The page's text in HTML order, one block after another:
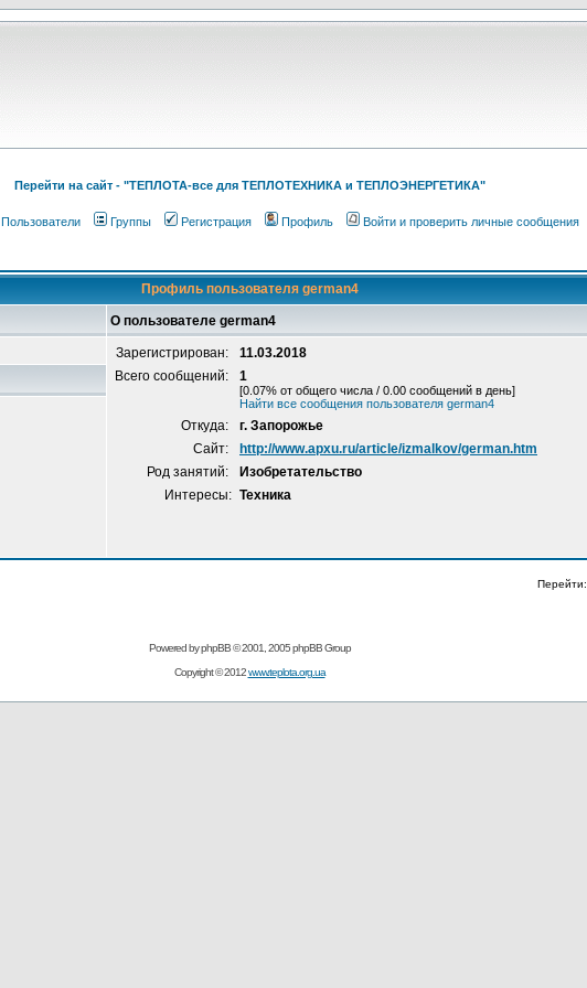
Перейти на cайт - "ТЕПЛОТА-все для ТЕПЛОТЕХНИКА и ТЕПЛОЭНЕРГЕТИКА"
Пользователи Группы Регистрация Профиль Войти и проверить личные сообщения
Профиль пользователя german4
О пользователе german4
Зарегистрирован:
11.03.2018
Всего сообщений:
1
[0.07% от общего числа / 0.00 сообщений в день]
Найти все сообщения пользователя german4
Откуда:
г. Запорожье
Сайт:
http://www.apxu.ru/article/izmalkov/german.htm
Род занятий:
Изобретательство
Интересы: Техника
Перейти:
Powered byphpBB© 2001, 2005 phpBB Group
Copyright © 2012www.teplota.org.ua